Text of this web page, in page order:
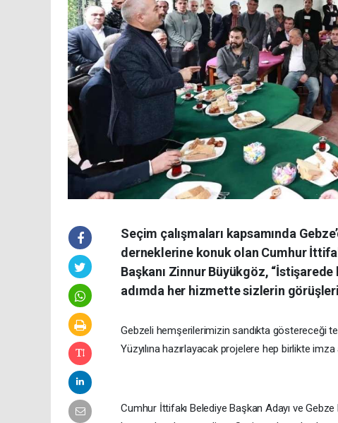
Seçim çalışmaları kapsamında
derneklerine konuk olan Cumhur
Başkanı Zinnur Büyükgöz,
adımda her hizmette sizlerin
Gebzeli hemşerilerimizin sandıkta göstereceği
Yüzyılına hazırlayacak projelere hep birlikte
Cumhur İttifakı Belediye Başkan Adayı ve